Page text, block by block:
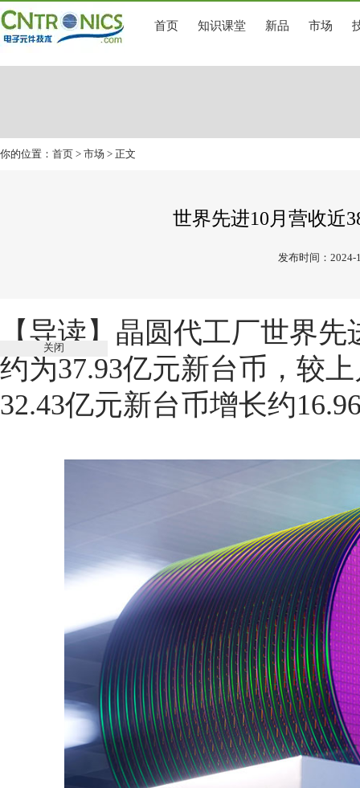
首页 知识课堂 新品 市场
你的位置： 首页 > 市场 > 正文
世界先进10月营收近
发布时间：2024-
【导读】 晶圆代工厂世界先
约为37.93亿元新台币，较
32.43亿元新台币增长约
关闭